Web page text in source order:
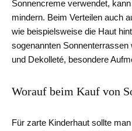
Sonnencreme verwendet,
mindern. Beim Verteilen auch
wie beispielsweise die Haut
sogenannten
und Dekolleté, besondere
Worauf beim Kauf von
Für zarte Kinderhaut sollte